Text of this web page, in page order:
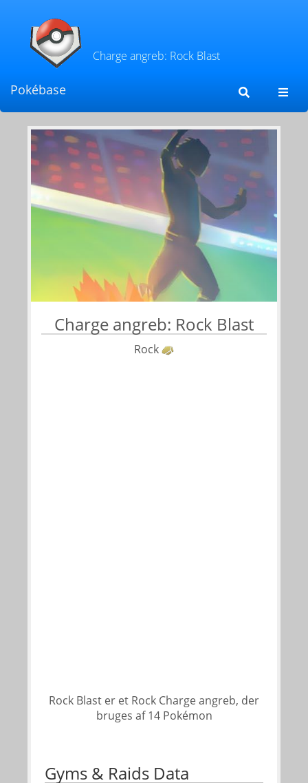
Charge angreb: Rock Blast
Pokébase
Charge angreb: Rock Blast
Rock
Rock Blast er et Rock Charge angreb, der
bruges af 14 Pokémon
Gyms & Raids Data